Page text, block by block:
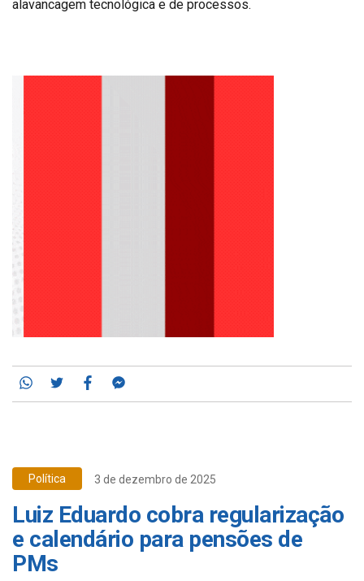
alavancagem tecnológica e de processos.
Whatsapp
TwitterFacebook
Política 3 de dezembro de 2025
Luiz Eduardo cobra regularização
e calendário para pensões de
PMs